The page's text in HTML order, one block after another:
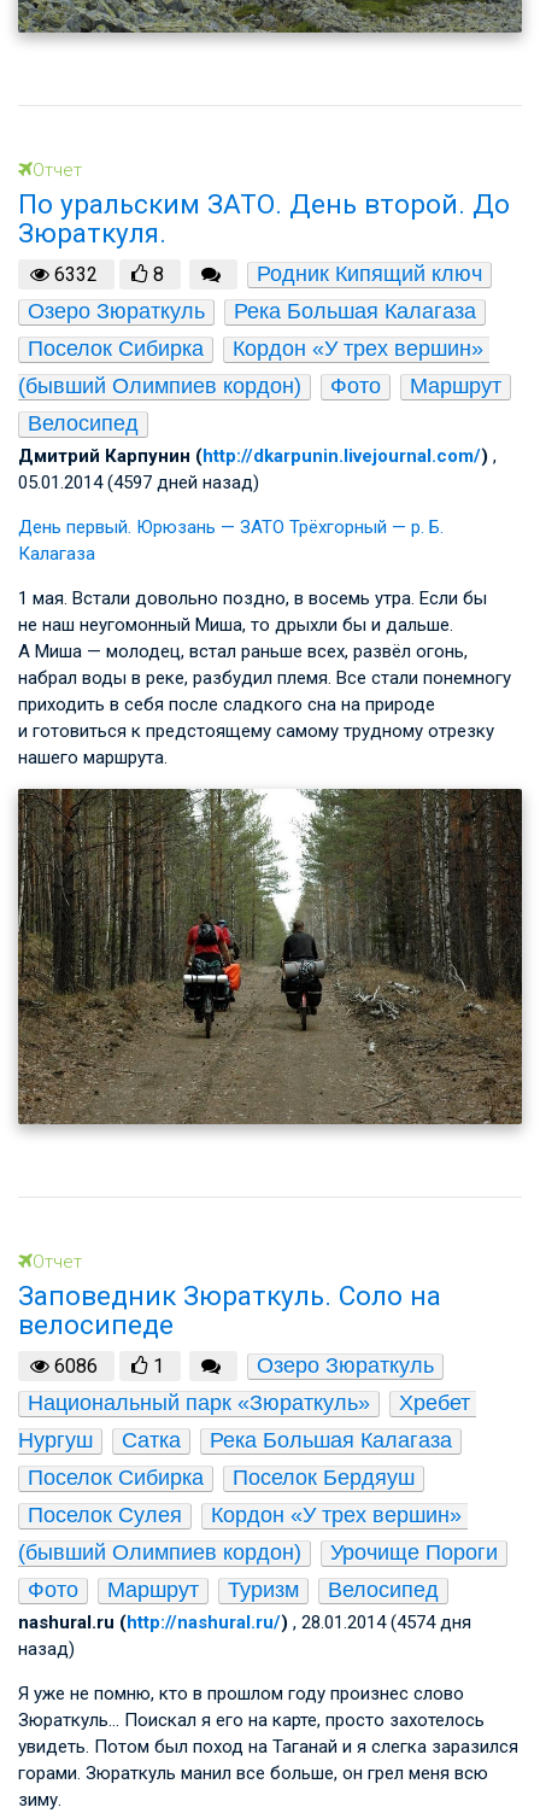
Отчет
По уральским ЗАТО. День второй. До
Зюраткуля.
6332 8
Родник Кипящий ключ
Озеро Зюраткуль
Река Большая Калагаза
Поселок Сибирка
Кордон «У трех вершин»
(бывший Олимпиев кордон)
Фото
Маршрут
Велосипед
Дмитрий Карпунин (http://dkarpunin.livejournal.com/) ,
05.01.2014 (4597 дней назад)
День первый. Юрюзань — ЗАТО Трёхгорный — р. Б.
Калагаза
1 мая. Встали довольно поздно, в восемь утра. Если бы
не наш неугомонный Миша, то дрыхли бы и дальше.
А Миша — молодец, встал раньше всех, развёл огонь,
набрал воды в реке, разбудил племя. Все стали понемногу
приходить в себя после сладкого сна на природе
и готовиться к предстоящему самому трудному отрезку
нашего маршрута.
Отчет
Заповедник Зюраткуль. Соло на
велосипеде
6086 1
Озеро Зюраткуль
Национальный парк «Зюраткуль»
Хребет
Нургуш
Сатка
Река Большая Калагаза
Поселок Сибирка
Поселок Бердяуш
Поселок Сулея
Кордон «У трех вершин»
(бывший Олимпиев кордон)
Урочище Пороги
Фото
Маршрут Туризм Велосипед
nashural.ru (http://nashural.ru/) , 28.01.2014 (4574 дня
назад)
Я уже не помню, кто в прошлом году произнес слово
Зюраткуль… Поискал я его на карте, просто захотелось
увидеть. Потом был поход на Таганай и я слегка заразился
горами. Зюраткуль манил все больше, он грел меня всю
зиму.